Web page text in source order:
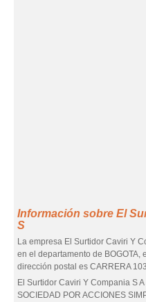
Información sobre El
S
La empresa El Surtidor Caviri Y
en el departamento de BOGOTA,
dirección postal es CARRERA
El Surtidor Caviri Y Compania S
SOCIEDAD POR ACCIONES